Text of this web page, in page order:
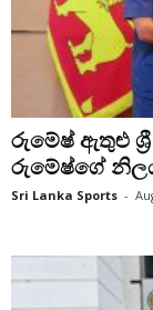
රුමේෂ් ඇතුළු
රුමේෂ්ගේ
Sri Lanka Sports -